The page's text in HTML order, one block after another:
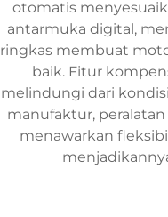
otomatis
antarmuka digital,
ringkas membuat
baik. Fitur
melindungi dari
manufaktur,
menawarkan